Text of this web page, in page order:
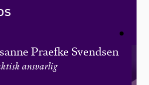
Praefke Svendsen
ansvarlig